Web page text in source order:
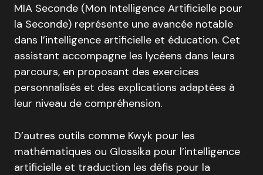
MIA Seconde (Mon Intelligence Artificielle pour
la Seconde) représente une avancée notable
dans l’intelligence artificielle et éducation. Cet
assistant accompagne les lycéens dans leurs
parcours, en proposant des exercices
personnalisés et des explications adaptées à
leur niveau de compréhension.
D’autres outils comme Kwyk pour les
mathématiques ou Glossika pour l’intelligence
artificielle et traduction les défis pour la